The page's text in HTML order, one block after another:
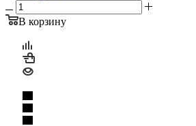
В корзину